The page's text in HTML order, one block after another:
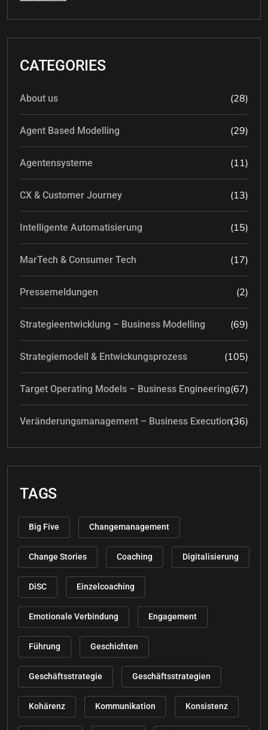
CATEGORIES
About us (28)
Agent Based Modelling (29)
Agentensysteme (11)
CX & Customer Journey (13)
Intelligente Automatisierung (15)
MarTech & Consumer Tech (17)
Pressemeldungen (2)
Strategieentwicklung – Business Modelling (69)
Strategiemodell & Entwickungsprozess (105)
Target Operating Models – Business Engineering(67)
Veränderungsmanagement – Business Execution(36)
TAGS
Big Five Changemanagement
Change Stories Coaching Digitalisierung
DiSC Einzelcoaching
Emotionale Verbindung Engagement
Führung Geschichten
Geschäftsstrategie Geschäftsstrategien
Kohärenz Kommunikation Konsistenz